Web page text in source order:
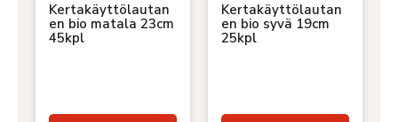
Kertakäyttölautan
en bio matala 23cm
45kpl
Kertakäyttölautan
en bio syvä 19cm
25kpl